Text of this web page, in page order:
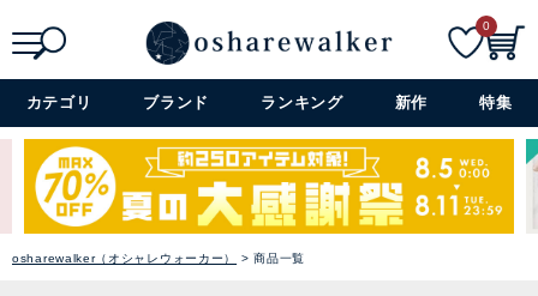
詳細検索+
0
カテゴリ ブランド ランキング 新作 特集
osharewalker（オシャレウォーカー） 商品一覧